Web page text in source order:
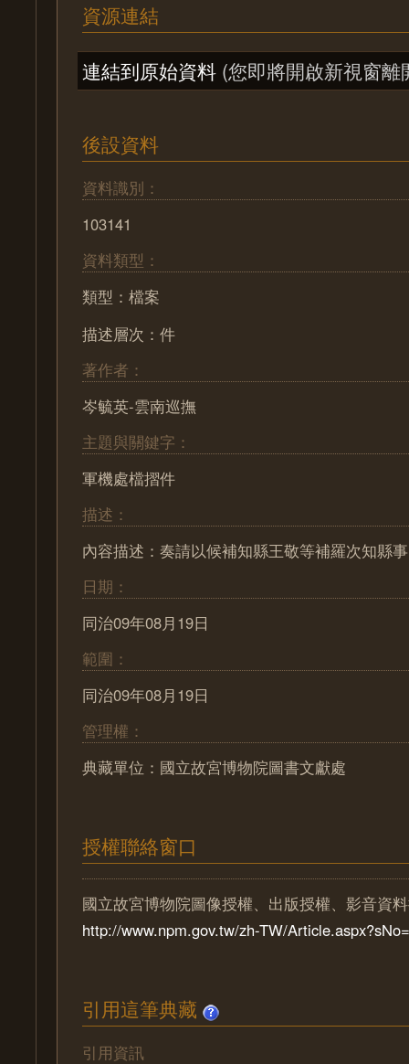
資源連結
連結到原始資料 (您即將開啟新視窗離
後設資料
資料識別：
103141
資料類型：
類型：檔案
描述層次：件
著作者：
岑毓英-雲南巡撫
主題與關鍵字：
軍機處檔摺件
描述：
內容描述：奏請以候補知縣王敬等補羅次知縣事
日期：
同治09年08月19日
範圍：
同治09年08月19日
管理權：
典藏單位：國立故宮博物院圖書文獻處
授權聯絡窗口
國立故宮博物院圖像授權、出版授權、影音資
http://www.npm.gov.tw/zh-TW/
引用這筆典藏
引用資訊